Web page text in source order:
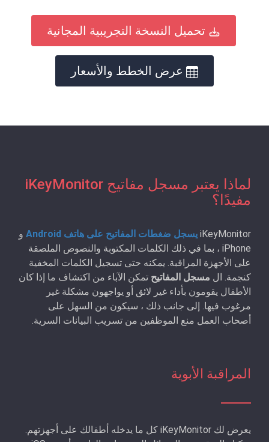
تحميل النسخة التجريبية المجانية
عرض الخطط والأسعار
لماذا يعتبر مسجل مفاتيح iKeyMonitor
مفيدًا؟
iKeyMonitor يسجل ضغطات المفاتيح على هاتف Android
و
iPhone ، بما في ذلك الكلمات المكتوبة والنصوص الملصقة
على الأجهزة المراقبة. يمكنه حتى تسجيل الكلمات المخفية
كنجمة. ال مسجل المفاتيح تمكن الآباء من اكتشاف ما إذا كان
الأطفال يقومون بأداء غير لائق أو يواجهون مشكلة غير
مرغوب فيها. إلى جانب ذلك ، سيكون من السهل على
أصحاب العمل منع الموظفين من تسريب البيانات السرية.
المراقبة الأبوية
يعرض لك iKeyMonitor كل ما يدخله أطفالك على أجهزتهم.